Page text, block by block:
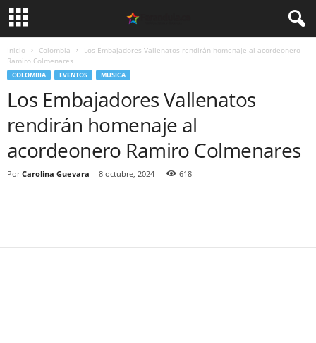
Inicio Colombia
Los Embajadores Vallenatos rendirán homenaje al acordeonero
Ramiro Colmenares
COLOMBIA EVENTOS MUSICA
Los Embajadores Vallenatos
rendirán homenaje al
acordeonero Ramiro Colmenares
Por Carolina Guevara - 8 octubre, 2024 618